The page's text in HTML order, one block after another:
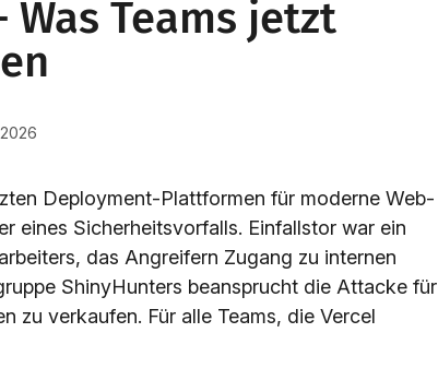
Was Teams jetzt
Deployment-Plattformen für moderne Web-
eines Sicherheitsvorfalls. Einfallstor war ein
das Angreifern Zugang zu internen
ShinyHunters beansprucht die Attacke für
zu verkaufen. Für alle Teams, die Vercel